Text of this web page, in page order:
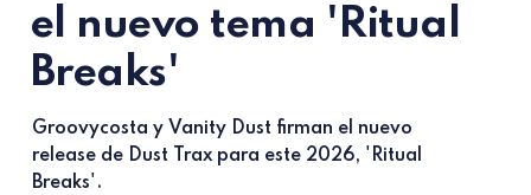
el nuevo tema 'Ritual
Breaks'
Groovycosta y Vanity Dust firman el nuevo
release de Dust Trax para este 2026, 'Ritual
Breaks'.